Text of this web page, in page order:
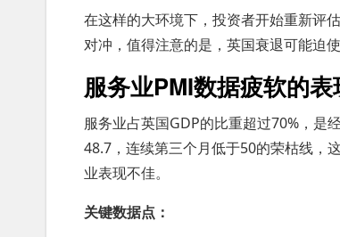
在这样的大环境下，投资者开始重新评
对冲，值得注意的是，英国衰退可能迫
服务业PMI数据疲软的表
服务业占英国GDP的比重超过70%，是
48.7，连续第三个月低于50的荣枯线，
业表现不佳。
关键数据点：